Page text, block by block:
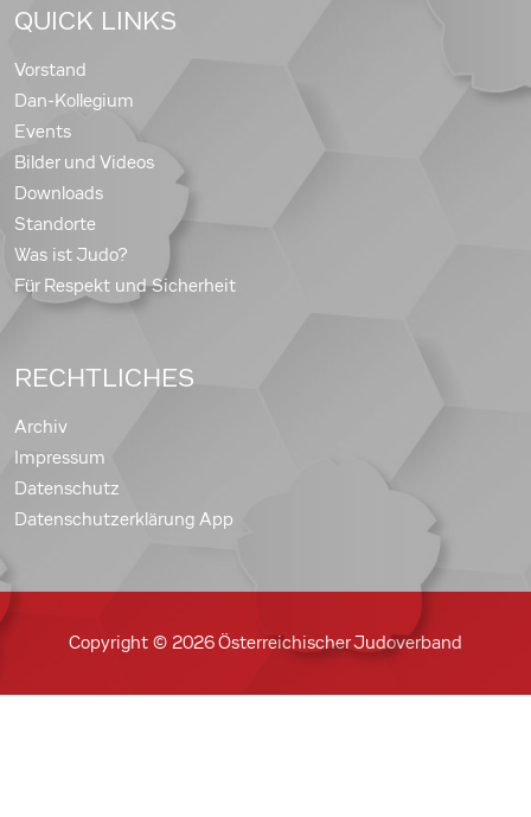
QUICK LINKS
Vorstand
Dan-Kollegium
Events
Bilder und Videos
Downloads
Standorte
Was ist Judo?
Für Respekt und Sicherheit
RECHTLICHES
Archiv
Impressum
Datenschutz
Datenschutzerklärung App
Copyright © 2026 Österreichischer Judoverband